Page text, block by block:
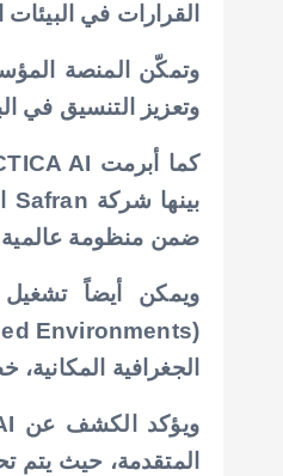
القرارات في البيئات
وتمكّن المنصة
وتعزيز التنسيق في
ضمن منظومة عالمية
ويمكن أيضاً تشغيل
الجغرافية
المتقدمة، حيث يتم